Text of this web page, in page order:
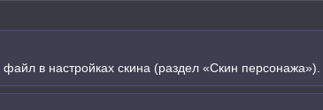
в настройках скина (раздел «Скин персонажа»).